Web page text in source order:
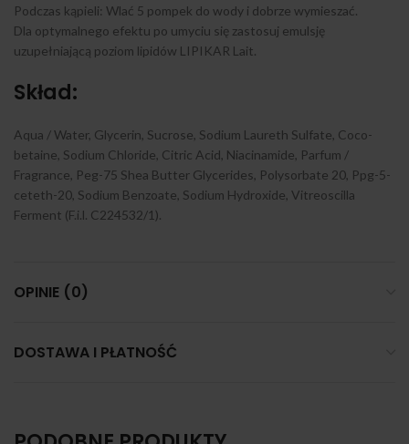
Podczas kąpieli: Wlać 5 pompek do wody i dobrze wymieszać.
Dla optymalnego efektu po umyciu się zastosuj emulsję
uzupełniającą poziom lipidów LIPIKAR Lait.
Skład:
Aqua / Water, Glycerin, Sucrose, Sodium Laureth Sulfate, Coco-
betaine, Sodium Chloride, Citric Acid, Niacinamide, Parfum /
Fragrance, Peg-75 Shea Butter Glycerides, Polysorbate 20, Ppg-5-
ceteth-20, Sodium Benzoate, Sodium Hydroxide, Vitreoscilla
Ferment (F.i.l. C224532/1).
OPINIE (0)
DOSTAWA I PŁATNOŚĆ